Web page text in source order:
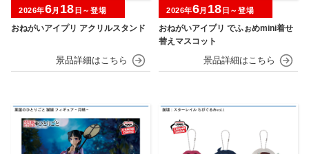
おねがいアイプリ アクリルスタンド
2026年6月 18 日～登場
おねがいアイプリ でふぉめmini着せ
替えマスコット
2026年6月 18 日～登場